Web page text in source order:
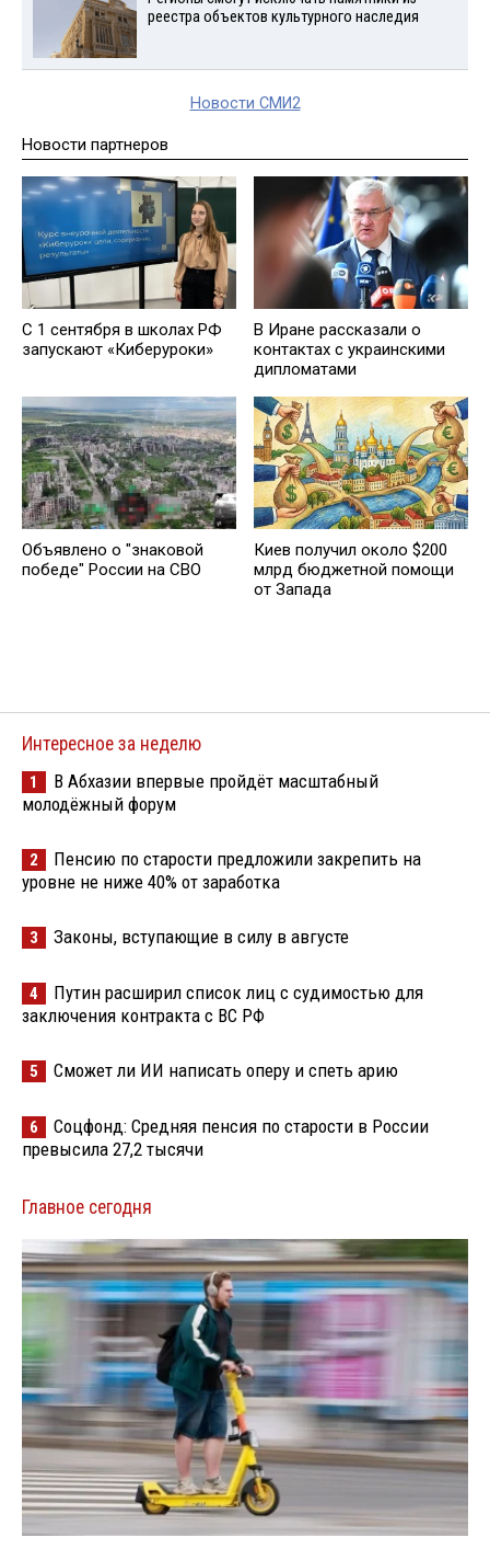
реестра объектов культурного наследия
Новости СМИ2
Новости партнеров
С 1 сентября в школах РФ
запускают «Киберуроки»
В Иране рассказали о
контактах с украинскими
дипломатами
Объявлено о "знаковой
победе" России на СВО
Киев получил около $200
млрд бюджетной помощи
от Запада
Интересное за неделю
1
В Абхазии впервые пройдёт масштабный
молодёжный форум
2
Пенсию по старости предложили закрепить на
уровне не ниже 40% от заработка
3 Законы, вступающие в силу в августе
4
Путин расширил список лиц с судимостью для
заключения контракта с ВС РФ
5 Сможет ли ИИ написать оперу и спеть арию
6
Соцфонд: Средняя пенсия по старости в России
превысила 27,2 тысячи
Главное сегодня